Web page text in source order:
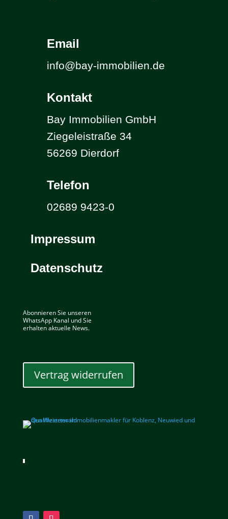
Email
info@bay-immobilien.de
Kontakt
Bay Immobilien GmbH
Ziegeleistraße 34
56269 Dierdorf
Telefon
02689 9423-0
Impressum
Datenschutz
Abonnieren Sie unseren
WhatsApp Kanal und Sie
erhalten aktuelle News.
Vertrag widerrufen